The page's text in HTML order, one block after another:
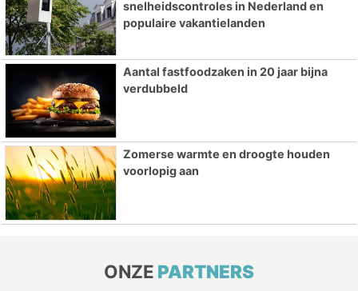
snelheidscontroles in Nederland en
populaire vakantielanden
Aantal fastfoodzaken in 20 jaar bijna
verdubbeld
Zomerse warmte en droogte houden
voorlopig aan
ONZE PARTNERS